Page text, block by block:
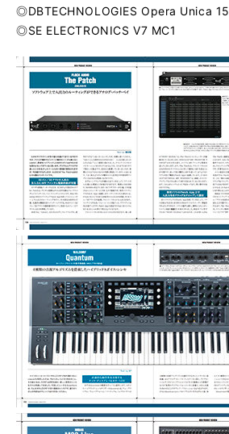
◎DBTECHNOLOGIES Opera Unica 15
◎SE ELECTRONICS V7 MC1